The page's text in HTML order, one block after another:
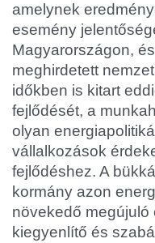
amelynek
esemény
Magyarországon,
meghirdetett
időkben is kitart
fejlődését, a
olyan
vállalkozások
fejlődéshez. A
kormány azon
növekedő
kiegyenlítő és